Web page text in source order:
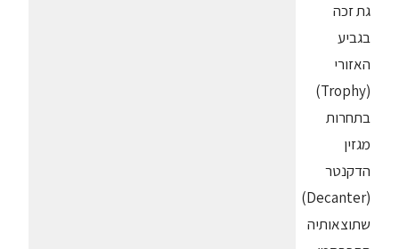
גת זכה
בגביע
האזורי
(Trophy)
בתחרות
מגזין
הדקנטר
(Decanter)
שתוצאותיה